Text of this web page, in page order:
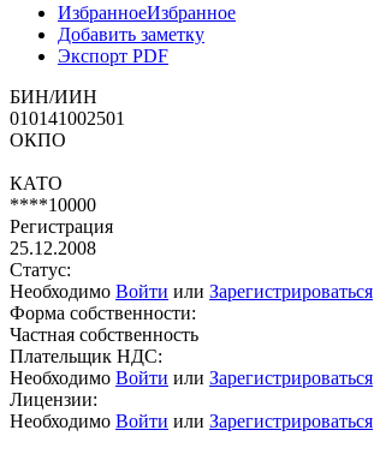
ИзбранноеИзбранное
Добавить заметку
Экспорт PDF
БИН/ИИН
010141002501
ОКПО
КАТО
****10000
Регистрация
25.12.2008
Статус:
Необходимо Войти или Зарегистрироваться
Форма собственности:
Частная собственность
Плательщик НДС:
Необходимо Войти или Зарегистрироваться
Лицензии:
Необходимо Войти или Зарегистрироваться